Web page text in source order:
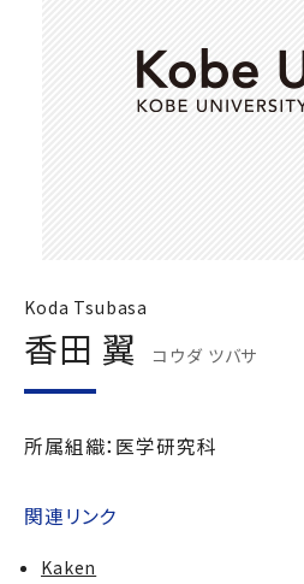
Koda Tsubasa
香田 翼 コウダ ツバサ
所属組織：医学研究科
関連リンク
Kaken